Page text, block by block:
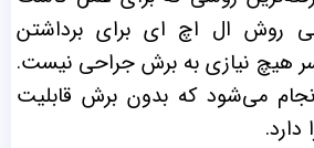
روش ال اچ ای برای برداشتن
هیچ نیازی به برش جراحی نیست.
می‌شود که بدون برش قابلیت